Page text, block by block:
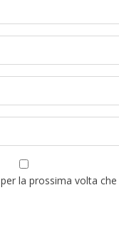
la prossima volta